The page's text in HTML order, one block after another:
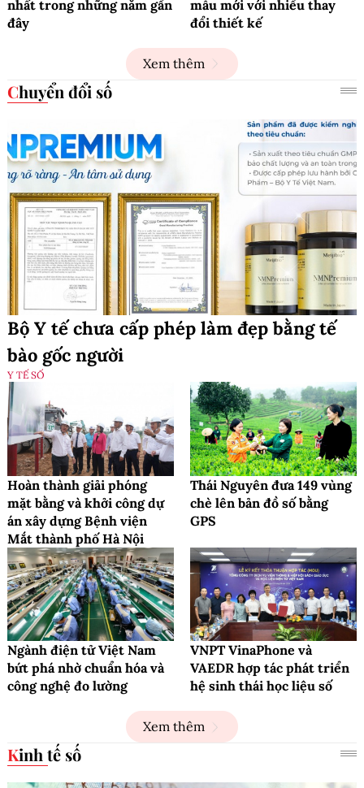
nhất trong những năm gần
đây
mẫu mới với nhiều thay
đổi thiết kế
Xem thêm
Chuyển đổi số
Bộ Y tế chưa cấp phép làm đẹp bằng tế
bào gốc người
Y TẾ SỐ
Hoàn thành giải phóng
mặt bằng và khởi công dự
án xây dựng Bệnh viện
Mắt thành phố Hà Nội
Thái Nguyên đưa 149 vùng
chè lên bản đồ số bằng
GPS
Ngành điện tử Việt Nam
bứt phá nhờ chuẩn hóa và
công nghệ đo lường
VNPT VinaPhone và
VAEDR hợp tác phát triển
hệ sinh thái học liệu số
Xem thêm
Kinh tế số